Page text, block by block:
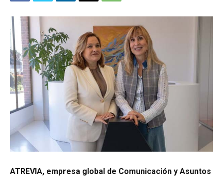
ATREVIA, empresa global de Comunicación y Asuntos